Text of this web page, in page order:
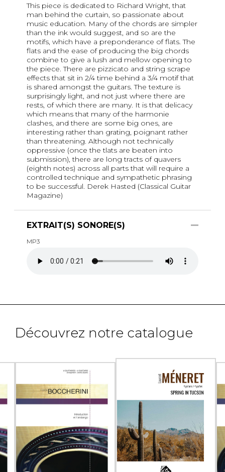
This piece is dedicated to Richard Wright, that
man behind the curtain, so passionate about
music education. Many of the chords are simpler
than the ink would suggest, and so are the
motifs, which have a preponderance of flats. The
flats and the ease of producing the big chords
combine to give a lush and mellow opening to
the piece. There are pizzicato and string scrape
effects that sit in 2/4 time behind a 3/4 motif that
is shared amongst the guitars. The texture is
surprisingly light, and not just where there are
rests, of which there are many. It is that delicacy
which means that many of the harmonie
clashes, and there are some big ones, are
interesting rather than grating, poignant rather
than threatening. Although not technically
oppressive (once the tlats are beaten into
submission), there are long tracts of quavers
(eighth notes) across all parts that will require a
controlled technique and sympathetic phrasing
to be successful. Derek Hasted (Classical Guitar
Magazine)
EXTRAIT(S) SONORE(S)
MP3
Découvrez notre catalogue